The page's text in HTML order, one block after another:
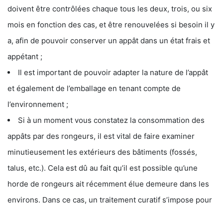
doivent être contrôlées chaque tous les deux, trois, ou six
mois en fonction des cas, et être renouvelées si besoin il y
a, afin de pouvoir conserver un appât dans un état frais et
appétant ;
Il est important de pouvoir adapter la nature de l’appât
et également de l’emballage en tenant compte de
l’environnement ;
Si à un moment vous constatez la consommation des
appâts par des rongeurs, il est vital de faire examiner
minutieusement les extérieurs des bâtiments (fossés,
talus, etc.). Cela est dû au fait qu’il est possible qu’une
horde de rongeurs ait récemment élue demeure dans les
environs. Dans ce cas, un traitement curatif s’impose pour